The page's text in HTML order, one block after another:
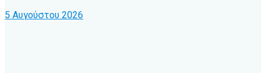
5 Αυγούστου 2026